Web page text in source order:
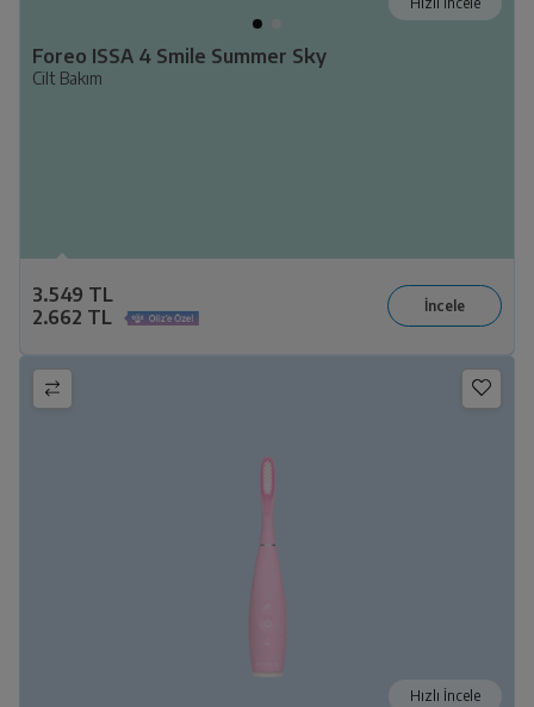
Foreo ISSA 4 Smile Summer Sky
Cilt Bakım
3.549 TL
2.662 TL
Hızlı İncele